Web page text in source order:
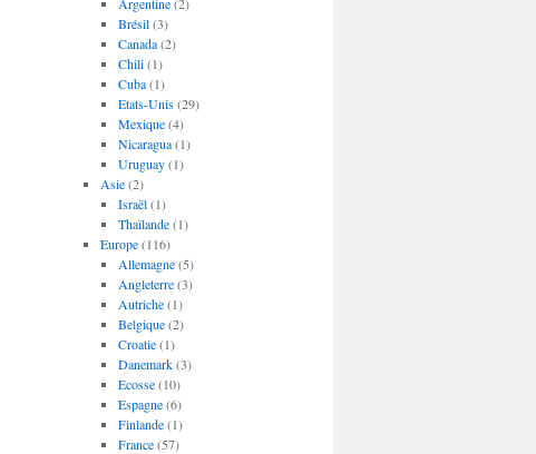
Brésil(3)
Canada(2)
Chili(1)
Cuba(1)
Etats-Unis(29)
Mexique(4)
Nicaragua(1)
Uruguay(1)
Asie(2)
Israël(1)
Thaïlande(1)
Europe(116)
Allemagne(5)
Angleterre(3)
Autriche(1)
Belgique(2)
Croatie(1)
Danemark(3)
Ecosse(10)
Espagne(6)
Finlande(1)
France(57)